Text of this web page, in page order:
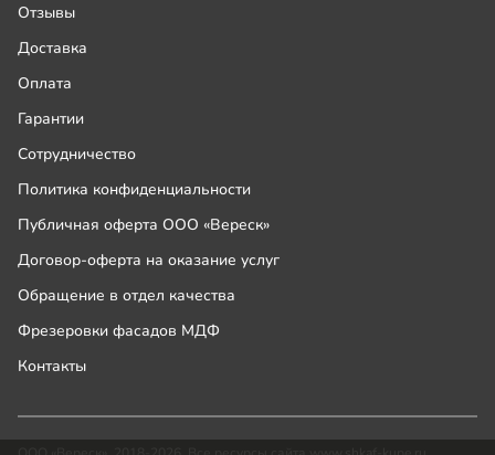
Отзывы
Доставка
Оплата
Гарантии
Сотрудничество
Политика конфиденциальности
Публичная оферта ООО «Вереск»
Договор-оферта на оказание услуг
Обращение в отдел качества
Фрезеровки фасадов МДФ
Контакты